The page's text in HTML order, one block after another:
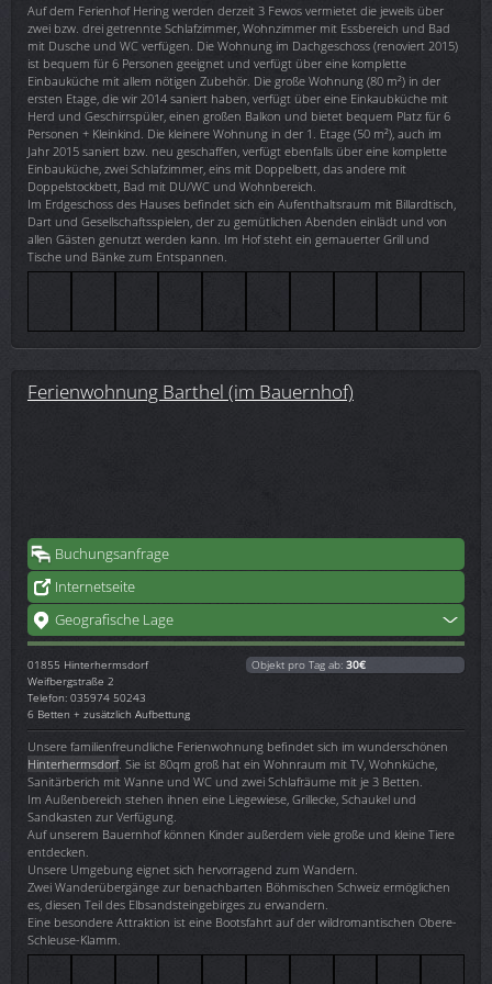
Auf dem Ferienhof Hering werden derzeit 3 Fewos vermietet die jeweils über
zwei bzw. drei getrennte Schlafzimmer, Wohnzimmer mit Essbereich und Bad
mit Dusche und WC verfügen. Die Wohnung im Dachgeschoss (renoviert 2015)
ist bequem für 6 Personen geeignet und verfügt über eine komplette
Einbauküche mit allem nötigen Zubehör. Die große Wohnung (80 m²) in der
ersten Etage, die wir 2014 saniert haben, verfügt über eine Einkaubküche mit
Herd und Geschirrspüler, einen großen Balkon und bietet bequem Platz für 6
Personen + Kleinkind. Die kleinere Wohnung in der 1. Etage (50 m²), auch im
Jahr 2015 saniert bzw. neu geschaffen, verfügt ebenfalls über eine komplette
Einbauküche, zwei Schlafzimmer, eins mit Doppelbett, das andere mit
Doppelstockbett, Bad mit DU/WC und Wohnbereich.
Im Erdgeschoss des Hauses befindet sich ein Aufenthaltsraum mit Billardtisch,
Dart und Gesellschaftsspielen, der zu gemütlichen Abenden einlädt und von
allen Gästen genutzt werden kann. Im Hof steht ein gemauerter Grill und
Tische und Bänke zum Entspannen.
Ferienwohnung Barthel (im Bauernhof)
Buchungsanfrage
Internetseite
Geografische Lage
01855 Hinterhermsdorf
Weifbergstraße 2
Telefon: 035974 50243
6 Betten + zusätzlich Aufbettung
Objekt pro Tag ab: 30€
Unsere familienfreundliche Ferienwohnung befindet sich im wunderschönen
Hinterhermsdorf. Sie ist 80qm groß hat ein Wohnraum mit TV, Wohnküche,
Sanitärberich mit Wanne und WC und zwei Schlafräume mit je 3 Betten.
Im Außenbereich stehen ihnen eine Liegewiese, Grillecke, Schaukel und
Sandkasten zur Verfügung.
Auf unserem Bauernhof können Kinder außerdem viele große und kleine Tiere
entdecken.
Unsere Umgebung eignet sich hervorragend zum Wandern.
Zwei Wanderübergänge zur benachbarten Böhmischen Schweiz ermöglichen
es, diesen Teil des Elbsandsteingebirges zu erwandern.
Eine besondere Attraktion ist eine Bootsfahrt auf der wildromantischen Obere-
Schleuse-Klamm.